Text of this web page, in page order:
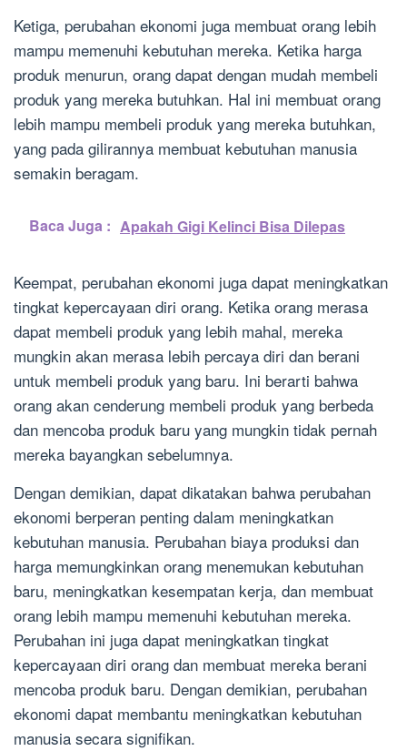
Ketiga, perubahan ekonomi juga membuat orang lebih
mampu memenuhi kebutuhan mereka. Ketika harga
produk menurun, orang dapat dengan mudah membeli
produk yang mereka butuhkan. Hal ini membuat orang
lebih mampu membeli produk yang mereka butuhkan,
yang pada gilirannya membuat kebutuhan manusia
semakin beragam.
Baca Juga : Apakah Gigi Kelinci Bisa Dilepas
Keempat, perubahan ekonomi juga dapat meningkatkan
tingkat kepercayaan diri orang. Ketika orang merasa
dapat membeli produk yang lebih mahal, mereka
mungkin akan merasa lebih percaya diri dan berani
untuk membeli produk yang baru. Ini berarti bahwa
orang akan cenderung membeli produk yang berbeda
dan mencoba produk baru yang mungkin tidak pernah
mereka bayangkan sebelumnya.
Dengan demikian, dapat dikatakan bahwa perubahan
ekonomi berperan penting dalam meningkatkan
kebutuhan manusia. Perubahan biaya produksi dan
harga memungkinkan orang menemukan kebutuhan
baru, meningkatkan kesempatan kerja, dan membuat
orang lebih mampu memenuhi kebutuhan mereka.
Perubahan ini juga dapat meningkatkan tingkat
kepercayaan diri orang dan membuat mereka berani
mencoba produk baru. Dengan demikian, perubahan
ekonomi dapat membantu meningkatkan kebutuhan
manusia secara signifikan.